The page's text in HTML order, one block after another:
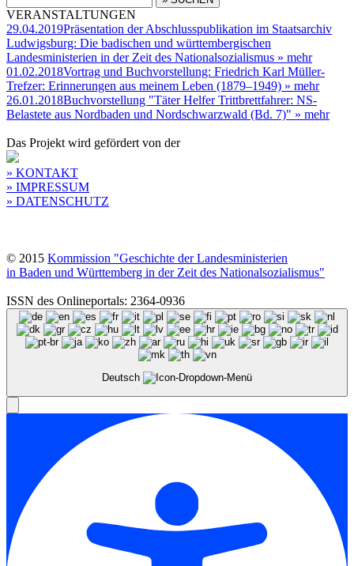
VERANSTALTUNGEN
29.04.2019Präsentation der Abschlusspublikation im Staatsarchiv
Ludwigsburg: Die badischen und württembergischen
Landesministerien in der Zeit des Nationalsozialismus » mehr
01.02.2018Vortrag und Buchvorstellung: Friedrich Karl Müller-
Trefzer: Erinnerungen aus meinem Leben (1879–1949) » mehr
26.01.2018Buchvorstellung "Täter Helfer Trittbrettfahrer: NS-
Belastete aus Nordbaden und Nordschwarzwald (Bd. 7)" » mehr
Das Projekt wird gefördert von der
» KONTAKT
» IMPRESSUM
» DATENSCHUTZ
© 2015 Kommission "Geschichte der Landesministerien
in Baden und Württemberg in der Zeit des Nationalsozialismus"
ISSN des Onlineportals: 2364-0936
Deutsch